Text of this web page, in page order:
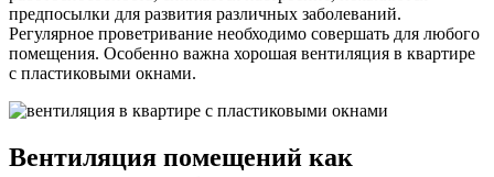
предпосылки для развития различных заболеваний.
Регулярное проветривание необходимо совершать для любого
помещения. Особенно важна хорошая вентиляция в квартире
с пластиковыми окнами.
Вентиляция помещений как